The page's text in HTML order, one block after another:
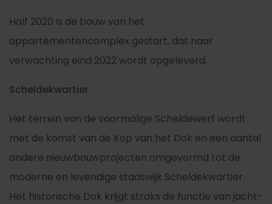
Half 2020 is de bouw van het
appartementencomplex gestart, dat naar
verwachting eind 2022 wordt opgeleverd.
Scheldekwartier
Het terrein van de voormalige Scheldewerf wordt
met de komst van de Kop van het Dok en een aantal
andere nieuwbouwprojecten omgevormd tot de
moderne en levendige stadswijk Scheldekwartier.
Het historische Dok krijgt straks de functie van jacht-